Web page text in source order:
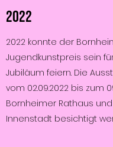
2022
2022 konnte der
Jugendkunstpreis sein
Jubiläum feiern. Die
vom 02.09.2022 bis zum
Bornheimer Rathaus
Innenstadt besichtigt